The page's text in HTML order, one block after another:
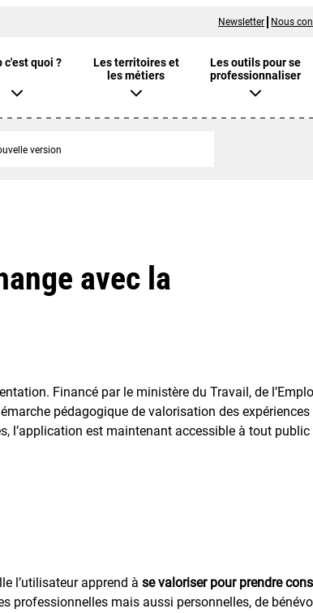
Newsletter Nous
c'est quoi ?
Les territoires et
les métiers
Les outils pour se
professionnaliser
version
avec la
Financé par le ministère du Travail, de
pédagogique de valorisation des expériences
l’application est maintenant accessible à tout
l’utilisateur apprend à se valoriser pour prendre
professionnelles mais aussi personnelles, de